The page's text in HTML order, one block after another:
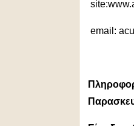
email: